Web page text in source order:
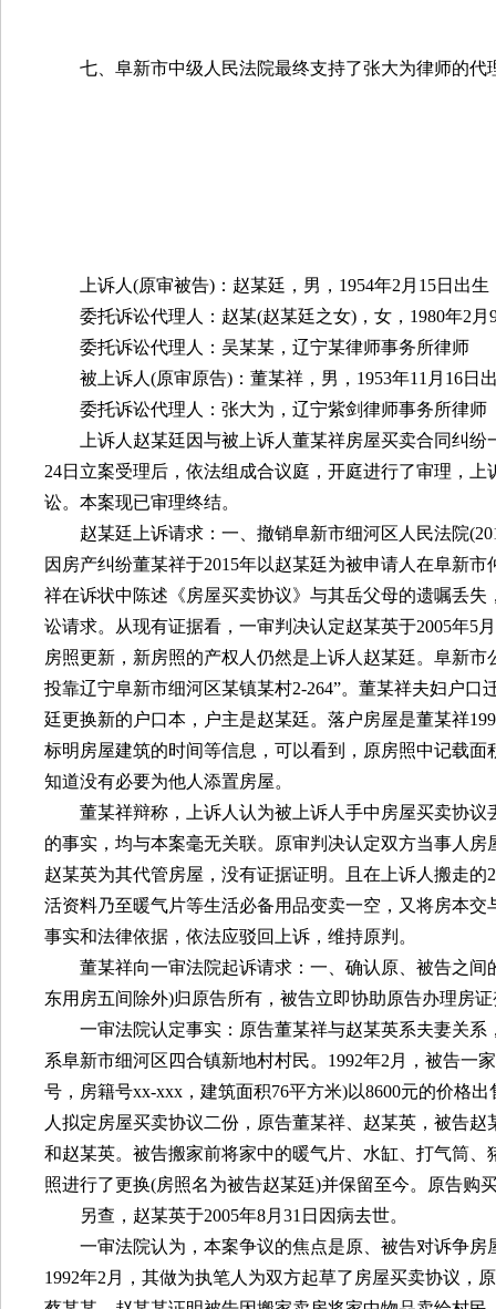
七、阜新市中级人民法院最终支持了张大为律师的
上诉人 (原审被告) ：赵某廷，男， 1954年2 月 15日出
委托诉讼代理人：赵某(赵某廷之女) ，女， 1980年2 月
委托诉讼代理人：吴某某，辽宁某律师事务所律师
被上诉人 (原审原告) ：董某祥，男， 1953年11 月 16日
委托诉讼代理人：张大为，辽宁紫剑律师事务所律师
上诉人赵某廷因与被上诉人董某祥房屋买卖合同纠
24日立案受理后，依法组成合议庭，开庭进行了审理，
讼。本案现已审理终结。
赵某廷上诉请求：一、撤销阜新市细河区人民法院
因房产纠纷董某祥于2015年以赵某廷为被申请人在阜新市
祥在诉状中陈述《房屋买卖协议》与其岳父母的遗嘱丢
讼请求。从现有证据看，一审判决认定赵某英于2005年5月
房照更新，新房照的产权人仍然是上诉人赵某廷。阜新
投靠辽宁阜新市细河区某镇某村2-264”。董某祥夫妇户口
廷更换新的户口本，户主是赵某廷。落户房屋是董某祥
标明房屋建筑的时间等信息，可以看到，原房照中记载面
知道没有必要为他人添置房屋。
董某祥辩称，上诉人认为被上诉人手中房屋买卖协
的事实，均与本案毫无关联。原审判决认定双方当事人
赵某英为其代管房屋，没有证据证明。且在上诉人搬走的
活资料乃至暖气片等生活必备用品变卖一空，又将房本
事实和法律依据，依法应驳回上诉，维持原判。
董某祥向一审法院起诉请求：一、确认原、被告之
东用房五间除外)归原告所有，被告立即协助原告办理房
一审法院认定事实：原告董某祥与赵某英系夫妻关系
系阜新市细河区四合镇新地村村民。 1992年2 月，被告一
号，房籍号xx-xxx ，建筑面积76平方米)以8600元的价格出
人拟定房屋买卖协议二份，原告董某祥、赵某英，被告
和赵某英。被告搬家前将家中的暖气片、水缸、打气筒
照进行了更换(房照名为被告赵某廷)并保留至今。原告购
另查，赵某英于2005年8月 31 日因病去世。
一审法院认为，本案争议的焦点是原、被告对诉争
1992年2 月，其做为执笔人为双方起草了房屋买卖协议，